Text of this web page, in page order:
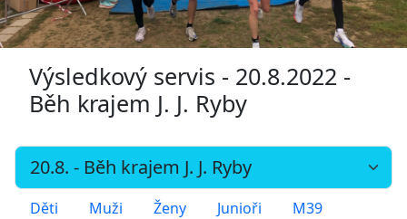
Výsledkový servis - 20.8.2022 -
Běh krajem J. J. Ryby
Děti Muži Ženy Junioři
M39